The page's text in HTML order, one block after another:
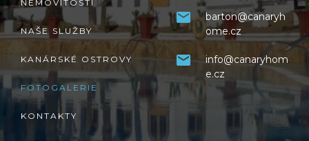
NEMOVITOSTI
NAŠE SLUŽBY
KANÁRSKÉ OSTROVY
FOTOGALERIE
KONTAKTY
barton@canaryh
ome.cz
info@canaryhom
e.cz